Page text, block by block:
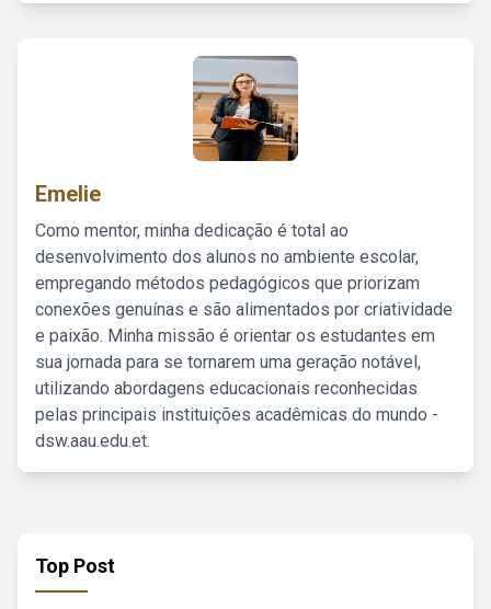
Emelie
Como mentor, minha dedicação é total ao
desenvolvimento dos alunos no ambiente escolar,
empregando métodos pedagógicos que priorizam
conexões genuínas e são alimentados por criatividade
e paixão. Minha missão é orientar os estudantes em
sua jornada para se tornarem uma geração notável,
utilizando abordagens educacionais reconhecidas
pelas principais instituições acadêmicas do mundo -
dsw.aau.edu.et.
Top Post